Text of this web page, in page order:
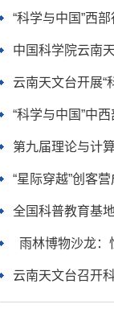
“科学与中国”西
中国科学院云南
云南天文台开展“
“科学与中国”中
第九届理论与计
“星际穿越”创客
全国科普教育基
雨林博物沙龙：
云南天文台召开